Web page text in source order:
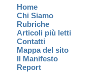
Home
Chi Siamo
Rubriche
Articoli più letti
Contatti
Mappa del sito
Il Manifesto
Report